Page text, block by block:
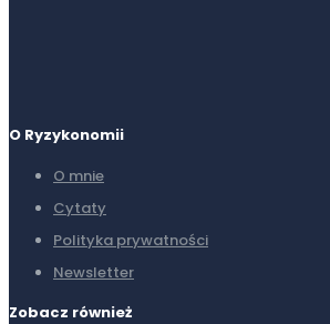
O Ryzykonomii
O mnie
Cytaty
Polityka prywatności
Newsletter
Zobacz również